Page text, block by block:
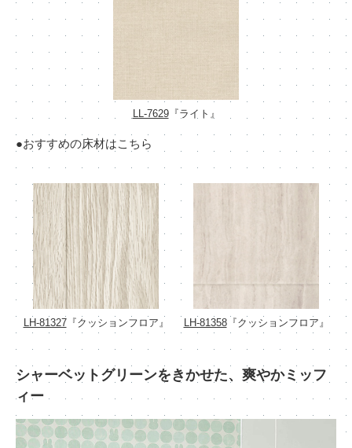
LL-7629『ライト』
●おすすめの床材はこちら
LH-81327『クッションフロア』 LH-81358『クッションフロア』
シャーベットグリーンをきかせた、爽やかミッフ
ィー